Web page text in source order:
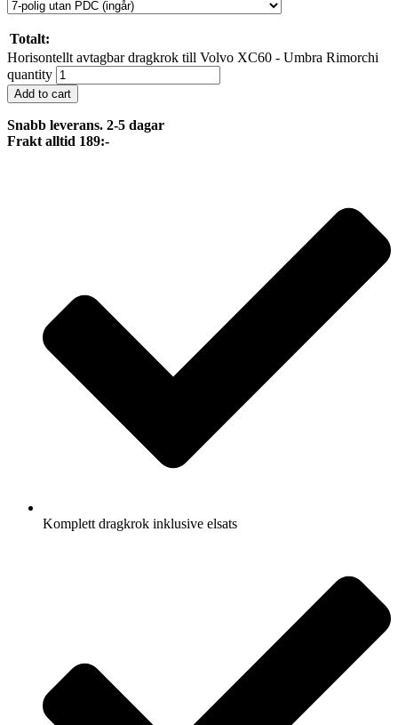
Totalt:
Horisontellt avtagbar dragkrok till Volvo XC60 - Umbra Rimorchi
quantity
Add to cart
Snabb leverans. 2-5 dagar
Frakt alltid 189:-
Komplett dragkrok inklusive elsats